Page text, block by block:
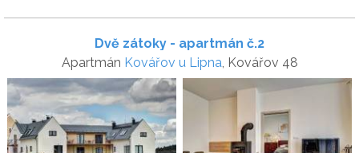
Dvě zátoky - apartmán č.2
Apartmán Kovářov u Lipna, Kovářov 48